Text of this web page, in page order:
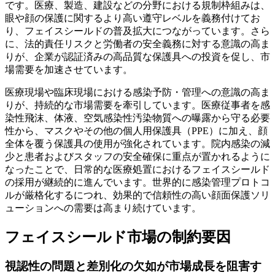
です。医療、製造、建設などの分野における規制枠組みは、
眼や顔の保護に関するより高い遵守レベルを義務付けてお
り、フェイスシールドの普及拡大につながっています。さら
に、法的責任リスクと労働者の安全義務に対する意識の高ま
りが、企業が認証済みの高品質な保護具への投資を促し、市
場需要を加速させています。
医療現場や臨床現場における感染予防・管理への意識の高ま
りが、持続的な市場需要を牽引しています。医療従事者を感
染性飛沫、体液、空気感染性汚染物質への曝露から守る必要
性から、マスクやその他の個人用保護具（PPE）に加え、顔
全体を覆う保護具の使用が強化されています。院内感染の減
少と患者およびスタッフの安全確保に重点が置かれるように
なったことで、日常的な医療処置におけるフェイスシールド
の採用が継続的に進んでいます。世界的に感染管理プロトコ
ルが厳格化するにつれ、効果的で信頼性の高い顔面保護ソリ
ューションへの需要は高まり続けています。
フェイスシールド市場の制約要因
視認性の問題と差別化の欠如が市場成長を阻害す